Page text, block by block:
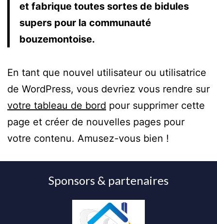
et fabrique toutes sortes de bidules
supers pour la communauté
bouzemontoise.
En tant que nouvel utilisateur ou utilisatrice
de WordPress, vous devriez vous rendre sur
votre tableau de bord pour supprimer cette
page et créer de nouvelles pages pour
votre contenu. Amusez-vous bien !
Sponsors & partenaires